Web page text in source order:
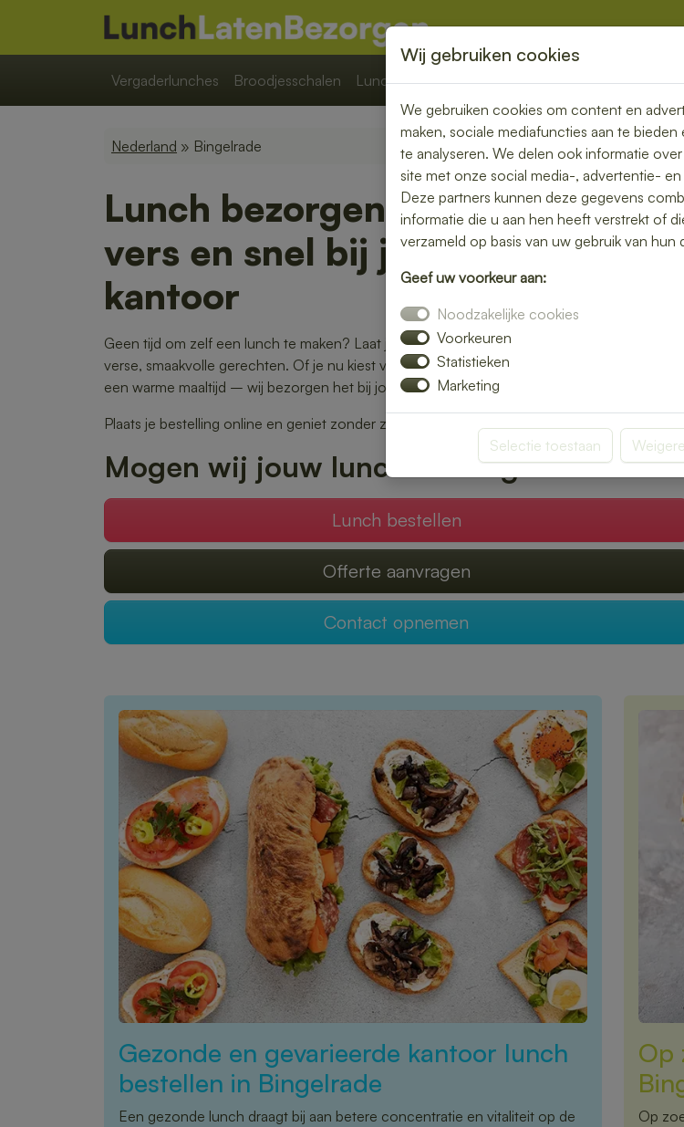
Vergaderlunches Broodjesschalen Lunchpakketten Overige
Nederland » Bingelrade
Lunch bezorgen in Bingelrade –
vers en snel bij jou thuis of op
kantoor
Geen tijd om zelf een lunch te maken? Laat je lunch bezorgen in Bingelrade en geniet van
verse, smaakvolle gerechten. Of je nu kiest voor een rijk belegd broodje, een frisse salade of
een warme maaltijd – wij bezorgen het bij jou op locatie.
Plaats je bestelling online en geniet zonder zorgen van een heerlijke lunch.
Mogen wij jouw lunch verzorgen?
Lunch bestellen
Offerte aanvragen
Contact opnemen
Gezonde en gevarieerde kantoor lunch
bestellen in Bingelrade
Een gezonde lunch draagt bij aan betere concentratie en vitaliteit op de
Op
Op
Wij gebruiken cookies
We gebruiken cookies om content en
maken, sociale mediafuncties aan te
te analyseren. We delen ook informatie
site met onze social media-, advertentie- en
Deze partners kunnen deze gegevens
informatie die u aan hen heeft verstrekt of
verzameld op basis van uw gebruik van hun
Geef uw voorkeur aan:
Noodzakelijke cookies
Voorkeuren
Statistieken
Marketing
Selectie toestaan